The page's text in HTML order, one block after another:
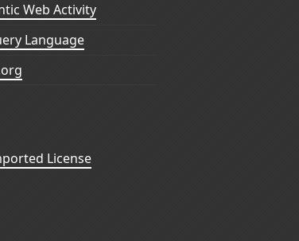
Web Activity
Language
License